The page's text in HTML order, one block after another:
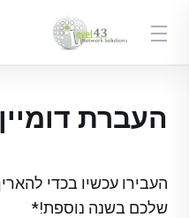
העברת דומיין
העבירו עכשיו בכדי
שלכם בשנה נוספת!*